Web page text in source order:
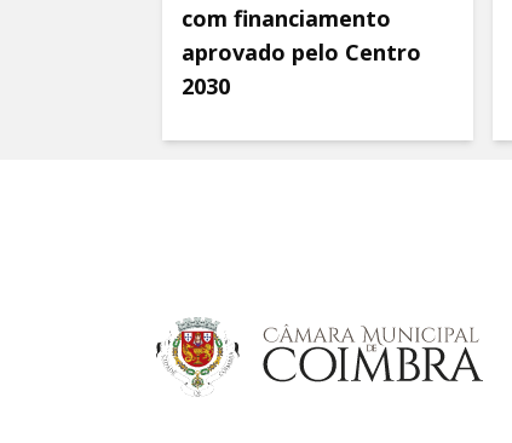
com financiamento
aprovado pelo Centro
2030